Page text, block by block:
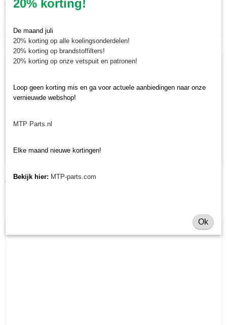
deze remblokken, voor uw Iseki TX 1000, TX 1210, TX 1300, TX 1500,
TX 1410,
TU 1500, TU 1600.
Ook interessant
Remmenreiniger 500 ml
€ 3,62
20% korting!
De maand juli
20% korting op alle koelingsonderdelen!
20% korting op brandstoffilters!
20% korting op onze vetspuit en patronen!
Loop geen korting mis en ga voor actuele aanbiedingen naar onze
vernieuwde webshop!
MTP Parts.nl
Elke maand nieuwe kortingen!
Bekijk hier: MTP-parts.com
Ok